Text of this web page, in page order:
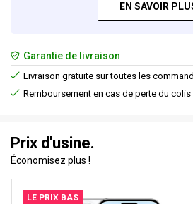
EN SAVOIR
Garantie de livraison
Livraison gratuite sur toutes les
Remboursement en cas de perte du colis
Prix d'usine.
Économisez plus !
LE PRIX BAS